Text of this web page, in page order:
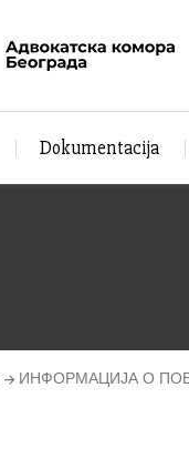
Dokumentacija
ИНФОРМАЦИЈА О